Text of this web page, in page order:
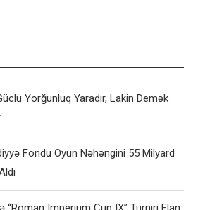
Yorğunluq Yaradır, Lakin Demək
Fondu Oyun Nəhəngini 55 Milyard